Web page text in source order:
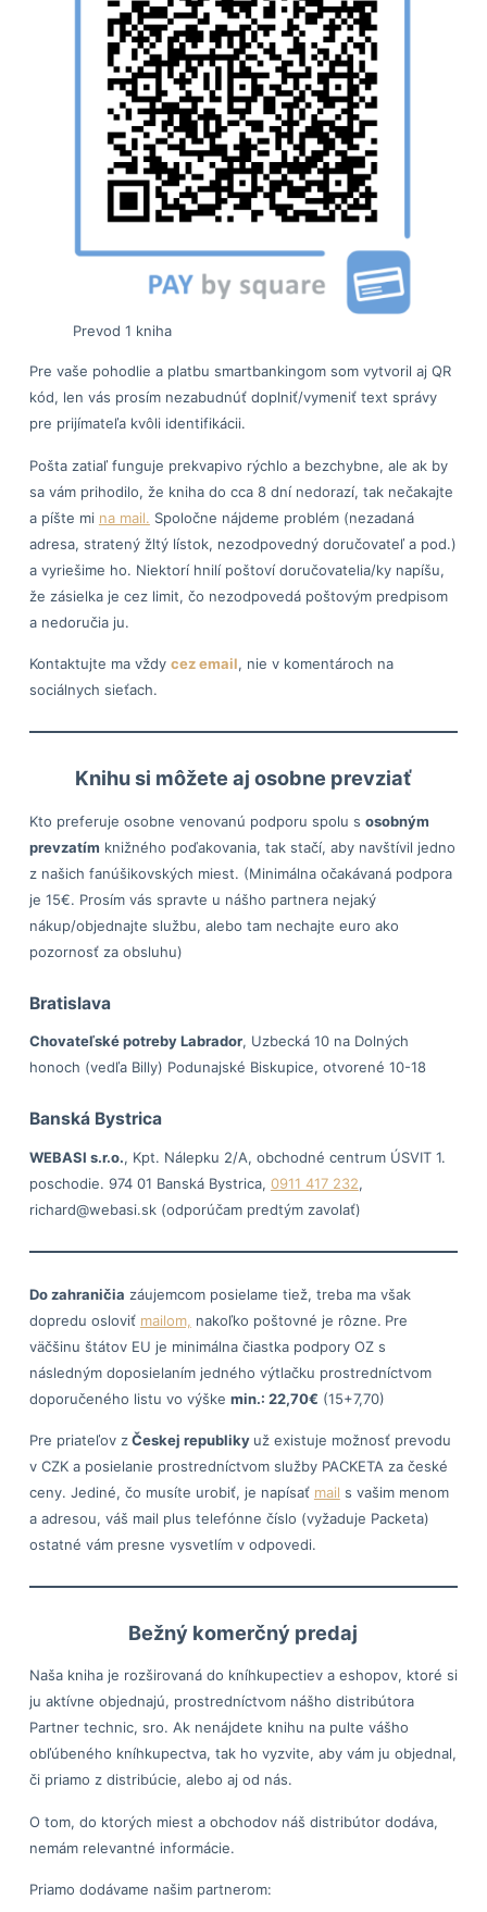
Prevod 1 kniha
Pre vaše pohodlie a platbu smartbankingom som vytvoril aj QR
kód, len vás prosím nezabudnúť doplniť/vymeniť text správy
pre prijímateľa kvôli identifikácii.
Pošta zatiaľ funguje prekvapivo rýchlo a bezchybne, ale ak by
sa vám prihodilo, že kniha do cca 8 dní nedorazí, tak nečakajte
a píšte mi na mail. Spoločne nájdeme problém (nezadaná
adresa, stratený žltý lístok, nezodpovedný doručovateľ a pod.)
a vyriešime ho. Niektorí hnilí poštoví doručovatelia/ky napíšu,
že zásielka je cez limit, čo nezodpovedá poštovým predpisom
a nedoručia ju.
Kontaktujte ma vždy cez email, nie v komentároch na
sociálnych sieťach.
Knihu si môžete aj osobne prevziať
Kto preferuje osobne venovanú podporu spolu s osobným
prevzatím knižného poďakovania, tak stačí, aby navštívil jedno
z našich fanúšikovských miest. (Minimálna očakávaná podpora
je 15€. Prosím vás spravte u nášho partnera nejaký
nákup/objednajte službu, alebo tam nechajte euro ako
pozornosť za obsluhu)
Bratislava
Chovateľské potreby Labrador, Uzbecká 10 na Dolných
honoch (vedľa Billy) Podunajské Biskupice, otvorené 10-18
Banská Bystrica
WEBASI s.r.o., Kpt. Nálepku 2/A, obchodné centrum ÚSVIT 1.
poschodie. 974 01 Banská Bystrica, 0911 417 232,
richard@webasi.sk (odporúčam predtým zavolať)
Do zahraničia záujemcom posielame tiež, treba ma však
dopredu osloviť mailom, nakoľko poštovné je rôzne. Pre
väčšinu štátov EU je minimálna čiastka podpory OZ s
následným doposielaním jedného výtlačku prostredníctvom
doporučeného listu vo výške min.: 22,70€ (15+7,70)
Pre priateľov zČeskej republiky už existuje možnosť prevodu
v CZK a posielanie prostredníctvom služby PACKETA za české
ceny. Jediné, čo musíte urobiť, je napísať mail s vašim menom
a adresou, váš mail plus telefónne číslo (vyžaduje Packeta)
ostatné vám presne vysvetlím v odpovedi.
Bežný komerčný predaj
Naša kniha je rozširovaná do kníhkupectiev a eshopov, ktoré si
ju aktívne objednajú, prostredníctvom nášho distribútora
Partner technic, sro. Ak nenájdete knihu na pulte vášho
obľúbeného kníhkupectva, tak ho vyzvite, aby vám ju objednal,
či priamo z distribúcie, alebo aj od nás.
O tom, do ktorých miest a obchodov náš distribútor dodáva,
nemám relevantné informácie.
Priamo dodávame našim partnerom: